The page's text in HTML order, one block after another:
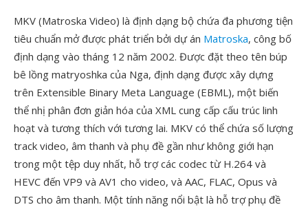
MKV (Matroska Video) là định dạng bộ chứa đa phương tiện
tiêu chuẩn mở được phát triển bởi dự án Matroska, công bố
định dạng vào tháng 12 năm 2002. Được đặt theo tên búp
bê lồng matryoshka của Nga, định dạng được xây dựng
trên Extensible Binary Meta Language (EBML), một biến
thể nhị phân đơn giản hóa của XML cung cấp cấu trúc linh
hoạt và tương thích với tương lai. MKV có thể chứa số lượng
track video, âm thanh và phụ đề gần như không giới hạn
trong một tệp duy nhất, hỗ trợ các codec từ H.264 và
HEVC đến VP9 và AV1 cho video, và AAC, FLAC, Opus và
DTS cho âm thanh. Một tính năng nổi bật là hỗ trợ phụ đề